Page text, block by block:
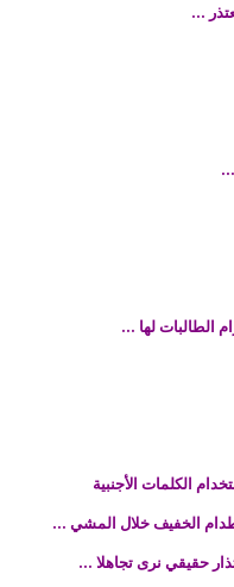
...
الطالبات لها ...
الكلمات الأجنبية
حقيقي نرى تجاهلا ...